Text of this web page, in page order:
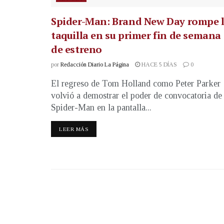
Spider-Man: Brand New Day rompe
taquilla en su primer fin de semana
de estreno
por Redacción Diario La Página HACE 5 DÍAS 0
El regreso de Tom Holland como Peter Parker
volvió a demostrar el poder de convocatoria de
Spider-Man en la pantalla...
LEER MÁS